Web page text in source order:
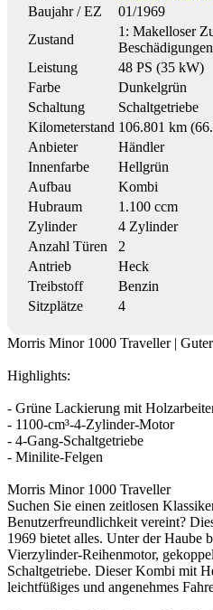
Baujahr / EZ
01/1969
Zustand
1: Makelloser
Leistung
48 PS (35 kW)
Farbe
Dunkelgrün
Schaltung
Schaltgetriebe
Kilometerstand 106.801 km
Anbieter
Händler
Innenfarbe
Hellgrün
Aufbau
Kombi
Hubraum
1.100 ccm
Zylinder
4 Zylinder
Anzahl Türen
2
Antrieb
Heck
Treibstoff
Benzin
Sitzplätze
4
Morris Minor 1000 Traveller |
Highlights:
- Grüne Lackierung mit
- 1100-cm³-4-Zylinder-Motor
- 4-Gang-Schaltgetriebe
- Minilite-Felgen
Morris Minor 1000 Traveller
Suchen Sie einen zeitlosen
Benutzerfreundlichkeit vereint?
1969 bietet alles. Unter der Haube
Vierzylinder-Reihenmotor,
Schaltgetriebe. Dieser Kombi mit
leichtfüßiges und angenehmes